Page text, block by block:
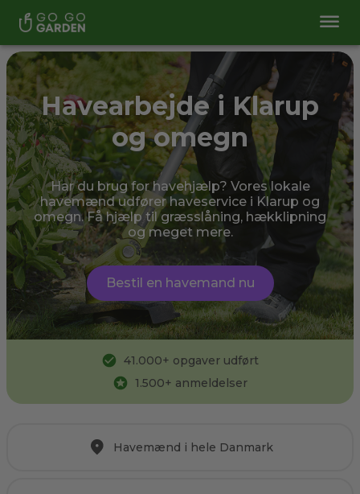
Havearbejde i Klarup
og omegn
Har du brug for havehjælp? Vores lokale
havemænd udfører haveservice i Klarup og
omegn. Få hjælp til græsslåning, hækklipning
og meget mere.
Bestil en havemand nu
41.000+ opgaver udført
1.500+ anmeldelser
Havemænd i hele Danmark